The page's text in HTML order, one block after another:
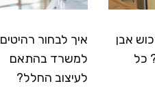
אבן
כל
איך לבחור רהיטים
למשרד בהתאם
לעיצוב החלל?